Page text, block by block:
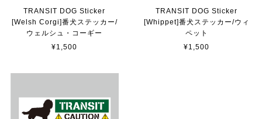
マットブラック（つや消し）
2023/02/17
TRANSIT DOG Sticker
[Welsh Corgi]番犬ステッカー/
ウェルシュ・コーギー
¥1,500
TRANSIT DOG Sticker
[Whippet]番犬ステッカー/ウィ
ペット
¥1,500